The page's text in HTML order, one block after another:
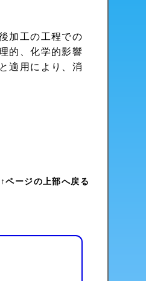
加工の工程での
的、化学的影響
適用により、消
↑ページの上部へ戻る